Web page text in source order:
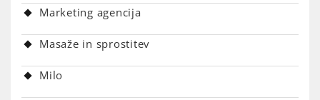
Marketing agencija
Masaže in sprostitev
Milo